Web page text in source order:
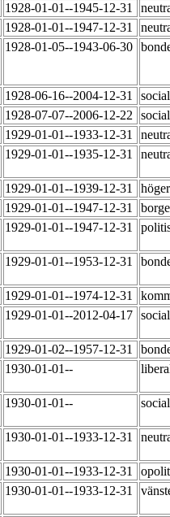
1928-01-01--1945-12-31
1928-01-01--1947-12-31
1928-01-05--1943-06-30
1928-06-16--2004-12-31
1928-07-07--2006-12-22
1929-01-01--1933-12-31
1929-01-01--1935-12-31
1929-01-01--1939-12-31
1929-01-01--1947-12-31
1929-01-01--1947-12-31
1929-01-01--1953-12-31
1929-01-01--1974-12-31
1929-01-01--2012-04-17
1929-01-02--1957-12-31
1930-01-01--
1930-01-01--
1930-01-01--1933-12-31
1930-01-01--1933-12-31
1930-01-01--1933-12-31